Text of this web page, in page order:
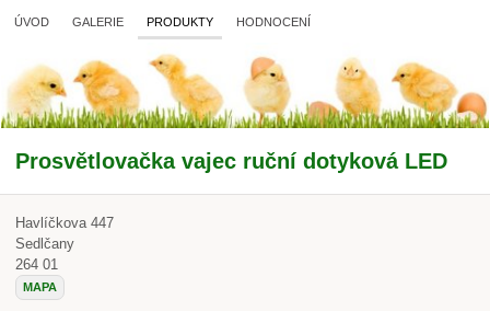
ÚVOD GALERIE PRODUKTY HODNOCENÍ
Prosvětlovačka vajec ruční dotyková LED
Havlíčkova 447
Sedlčany
264 01
MAPA